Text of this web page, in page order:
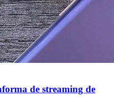
de streaming de